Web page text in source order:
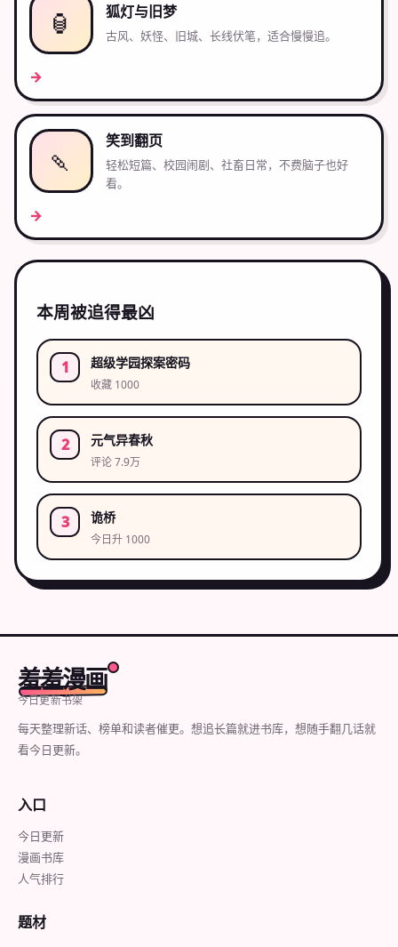
🏮 狐灯与旧梦
古风、妖怪、旧城、长线伏笔，适合慢慢追。
→
🍡
笑到翻页
轻松短篇、校园闹剧、社畜日常，不费脑子也好
看。
→
本周被追得最凶
超级学园探案密码
收藏 1000
元气异春秋
评论 7.9万
诡桥
今日升 1000
羞羞漫画
今日更新书架
每天整理新话、榜单和读者催更。想追长篇就进书库，想随手翻几话就
看今日更新。
入口
今日更新
漫画书库
人气排行
题材